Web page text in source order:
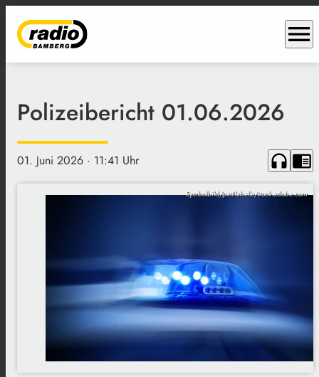
menu
Polizeibericht 01.06.2026
01. Juni 2026 · 11:41 Uhr headphones chrome_reader_mode
Symbolbild/pattilabelle/stock.adobe.com